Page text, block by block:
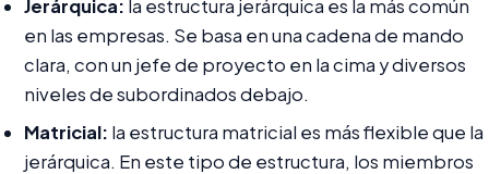
Jerárquica: la estructura jerárquica es la más común
en las empresas. Se basa en una cadena de mando
clara, con un jefe de proyecto en la cima y diversos
niveles de subordinados debajo.
Matricial: la estructura matricial es más flexible que la
jerárquica. En este tipo de estructura, los miembros